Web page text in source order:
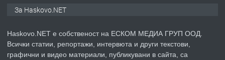
преди 3 дни
За Haskovo.NET
Haskovo.NET е собственост на ЕСКОМ МЕДИА ГРУП ООД.
Всички статии, репортажи, интервюта и други текстови,
графични и видео материали, публикувани в сайта, са